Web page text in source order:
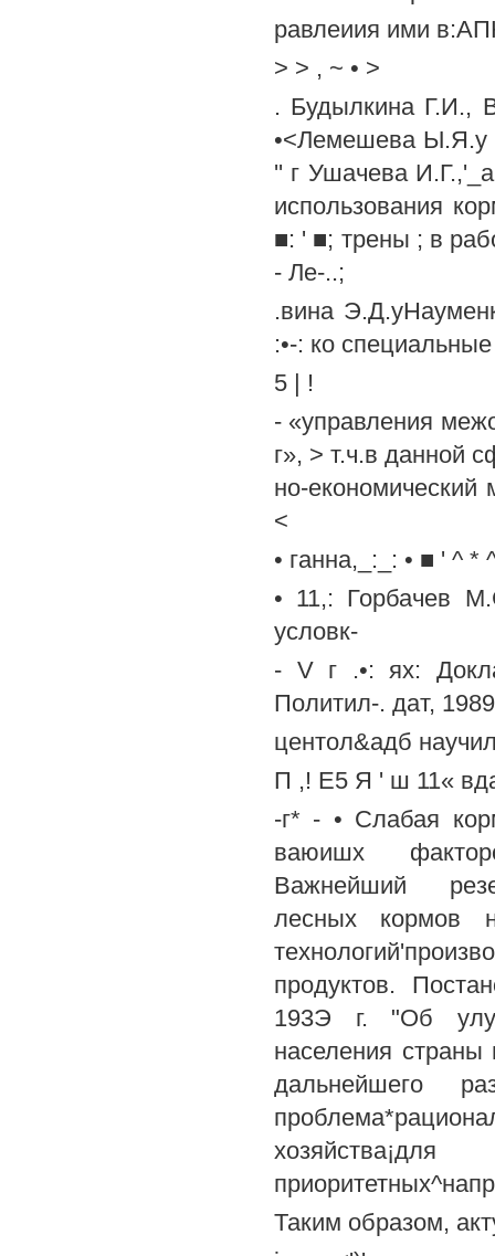
равлеиия ими
> > , ~ • >
. Будылкина Г.И.,
•<Лемешева Ы.Я.у
'' г Ушачева
использования
■: ' ■; трены ; в
- Ле-..;
.вина
:•-: ко
5 | !
- «управления
г», > т.ч.в данной
но-економический
<
• ганна,_:_: • ■ ' ^ *
• 11,: Горбачев
условк-
- V г .•: ях:
Политил-. дат,
центол&адб
П ,! Е5 Я ' ш 11«
-г* - • Слабая
ваюишх
Важнейший
лесных кормов
продуктов.
193Э г. "Об
населения
дальнейшего
Таким образом,